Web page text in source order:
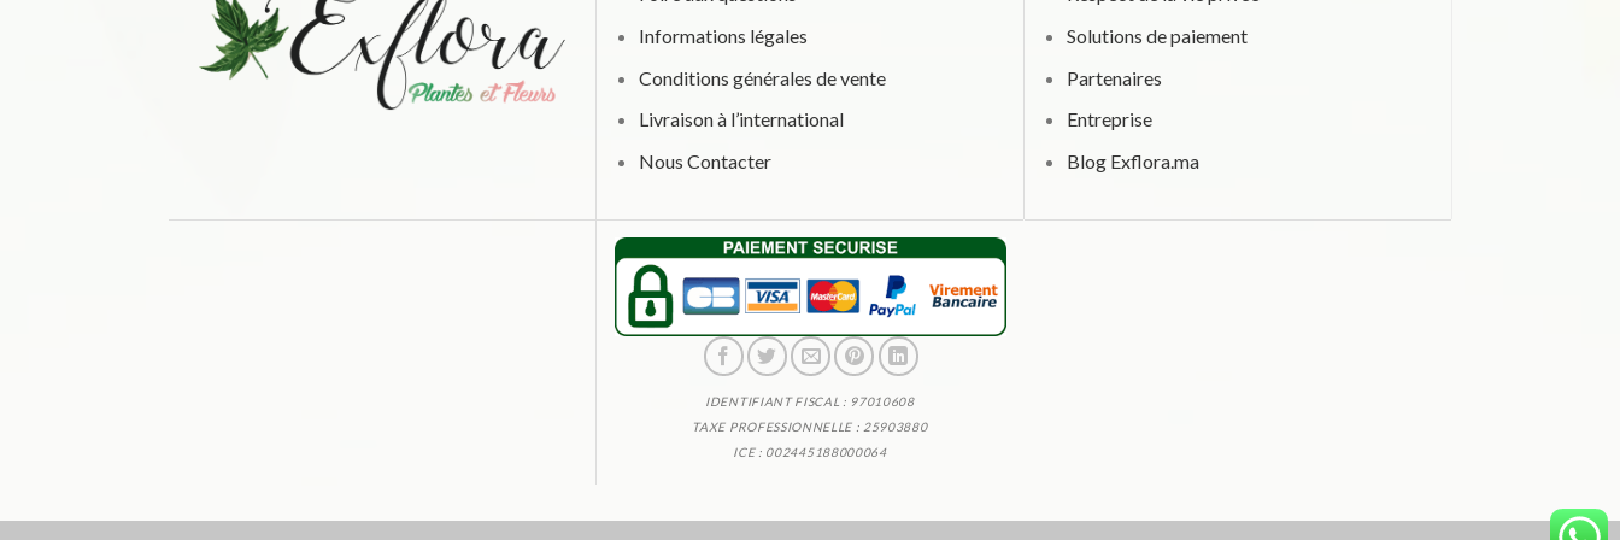
Informations légales
Conditions générales de vente
Livraison à l’international
Nous Contacter
Solutions de paiement
Partenaires
Entreprise
Blog Exflora.ma
IDENTIFIANT FISCAL : 97010608
TAXE PROFESSIONNELLE : 25903880
ICE : 002445188000064